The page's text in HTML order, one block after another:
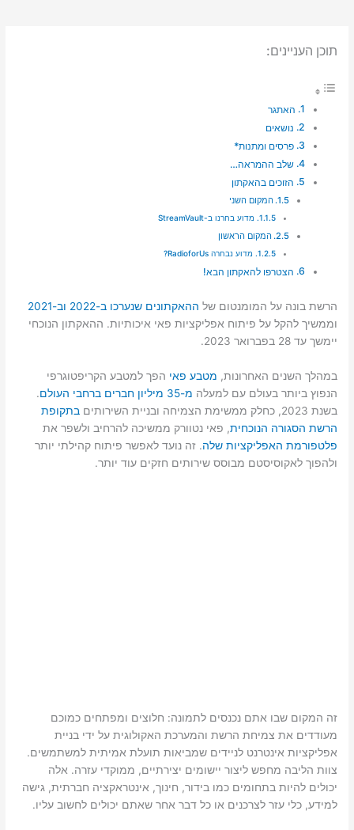
תוכן העניינים:
האתגר
נושאים
פרסים ומתנות*
שלב ההמראה…
הזוכים בהאקתון
המקום השני
מדוע בחרנו ב-StreamVault
המקום הראשון
מדוע נבחרה RadioforUs?
הצטרפו להאקתון הבא!
הרשת בונה על המומנטום של ההאקתונים שנערכו ב-2022
וב-2021
וממשיך להקל על פיתוח אפליקציות פאי איכותיות. ההאקתון הנוכחי
יימשך עד 28 בפברואר 2023.
במהלך השנים האחרונות, מטבע פאי הפך למטבע הקריפטוגרפי
הנפוץ ביותר בעולם עם למעלה מ-35 מיליון חברים ברחבי העולם
.
בשנת 2023, כחלק ממשימת הצמיחה ובניית השירותים
בתקופת
הרשת הסגורה הנוכחית, פאי נטוורק ממשיכה להרחיב ולשפר את
פלטפורמת האפליקציות שלה. זה נועד לאפשר פיתוח קהילתי יותר
ולהפוך לאקוסיסטם מבוסס שירותים חזקים עוד יותר.
זה המקום שבו אתם נכנסים לתמונה: חלוצים ומפתחים כמוכם
מעודדים את צמיחת הרשת והמערכת האקולוגית על ידי בניית
אפליקציות אינטרנט לניידים שמביאות תועלת אמיתית למשתמשים.
צוות הליבה מחפש ליצור יישומים יצירתיים, ממוקדי עזרה. אלה
יכולים להיות בתחומים כמו בידור, חינוך, אינטראקציה חברתית, גישה
למידע, כלי עזר לצרכנים או כל דבר אחר שאתם יכולים לחשוב עליו.